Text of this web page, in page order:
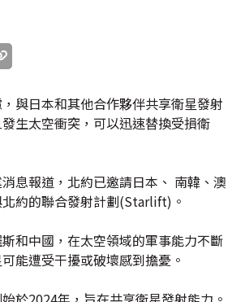
與日本和其他合作夥伴共享衛星發射
生太空衝突，可以迅速替換受損衛
消息報道，北約已邀請日本、 南韓、澳
約的聯合發射計劃(Starlift)。
和中國，在太空領域的軍事能力不斷
能遭受干擾或破壞感到擔憂。